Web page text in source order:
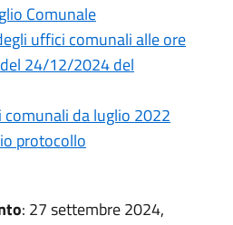
Comunale
uffici comunali alle ore
24/12/2024 del
da luglio 2022
protocollo
: 27 settembre 2024,